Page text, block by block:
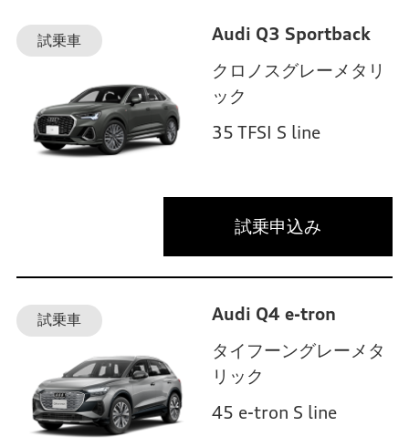
試乗車
Audi Q3 Sportback
クロノスグレーメタリ
ック
35 TFSI S line
試乗申込み
試乗車
Audi Q4 e-tron
タイフーングレーメタ
リック
45 e-tron S line